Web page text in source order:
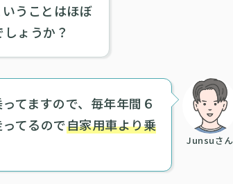
うことはほぼ
ょうか？
Junsuさん
てますので、毎年年間６
てるので自家用車より乗